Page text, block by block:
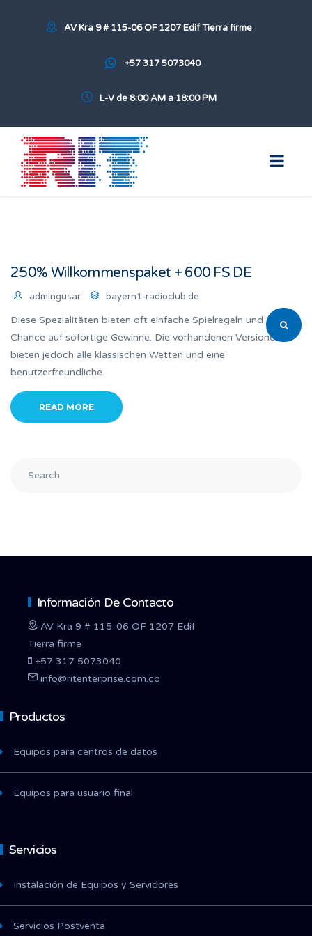
AV Kra 9 # 115-06 OF 1207 Edif Tierra firme
+57 317 5073040
L-V de 8:00 AM a 18:00 PM
250% Willkommenspaket + 600 FS DE
admingusar bayern1-radioclub.de
Diese Spezialitäten bieten oft einfache Spielregeln und die
Chance auf sofortige Gewinne. Die vorhandenen Versionen
bieten jedoch alle klassischen Wetten und eine
benutzerfreundliche.
READ MORE
Información De Contacto
AV Kra 9 # 115-06 OF 1207 Edif
Tierra firme
+57 317 5073040
info@ritenterprise.com.co
Productos
Equipos para centros de datos
Equipos para usuario final
Servicios
Instalación de Equipos y Servidores
Servicios Postventa